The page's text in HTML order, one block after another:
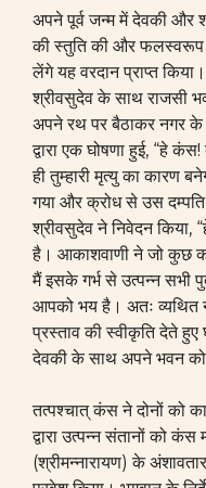
अपने पूर्व जन्म में देवकी और
की स्तुति की और फलस्वरूप
लेंगे यह वरदान प्राप्त
श्रीवसुदेव के साथ राजसी
अपने रथ पर बैठाकर नगर के
द्वारा एक घोषणा हुई, “हे
ही तुम्हारी मृत्यु का कारण
गया और क्रोध से उस
श्रीवसुदेव ने निवेदन किया,
है। आकाशवाणी ने जो कुछ
मैं इसके गर्भ से उत्पन्न सभी
आपको भय है। अतः व्यथित
प्रस्ताव की स्वीकृति देते
देवकी के साथ अपने भवन को
तत्पश्चात् कंस ने दोनों को
द्वारा उत्पन्न संतानों को
(श्रीमन्नारायण) के